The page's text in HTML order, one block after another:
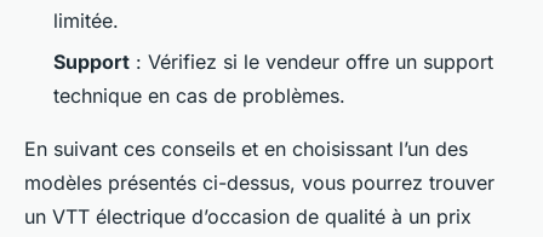
limitée.
Support : Vérifiez si le vendeur offre un support
technique en cas de problèmes.
En suivant ces conseils et en choisissant l’un des
modèles présentés ci-dessus, vous pourrez trouver
un VTT électrique d’occasion de qualité à un prix